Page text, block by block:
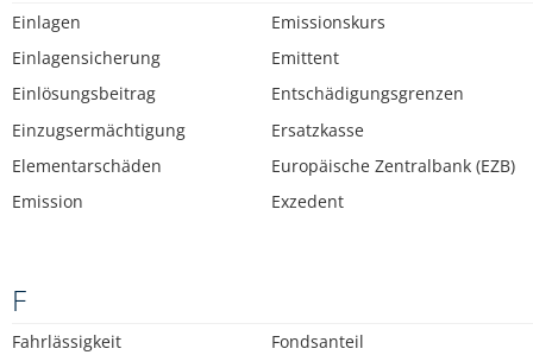
Einlagen
Einlagensicherung
Einlösungsbeitrag
Einzugsermächtigung
Elementarschäden
Emission
Emissionskurs
Emittent
Entschädigungsgrenzen
Ersatzkasse
Europäische Zentralbank (EZB)
Exzedent
F
Fahrlässigkeit
Fondsanteil